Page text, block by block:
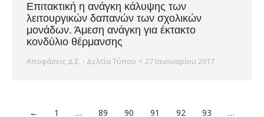
Επιτακτική η ανάγκη κάλυψης των
λειτουργικών δαπανών των σχολικών
μονάδων. Άμεση ανάγκη για έκτακτο
κονδύλιο θέρμανσης
Αποφάσεις Δ.Σ. - Δελτία Τύπου 27 Ιανουαρίου 2017
← 1 … 89 90 91 92 93 …